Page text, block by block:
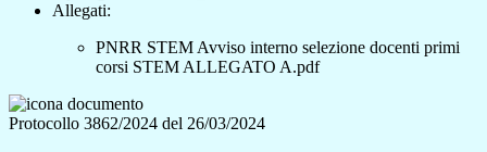
Allegati:
PNRR STEM Avviso interno selezione docenti primi
corsi STEM ALLEGATO A.pdf
Protocollo 3862/2024 del 26/03/2024